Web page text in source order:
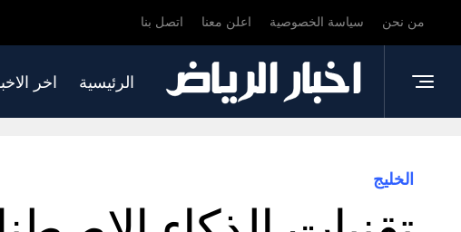
من نحن سياسة الخصوصية اعلن معنا اتصل بنا
الرئيسية اخر
الخليج